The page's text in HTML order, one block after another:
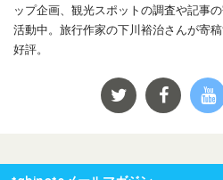
ップ企画、観光スポットの調査や記事
活動中。旅行作家の下川裕治さんが寄
好評。